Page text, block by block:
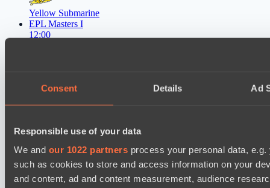
Consent Details Ad
Responsible use of your data
We and our 1022 partners process your personal data,
such as cookies to store and access information on your
and content, ad and content measurement, audience
Yellow Submarine
EPL Masters I
12:00
No Hoodwink
BO3